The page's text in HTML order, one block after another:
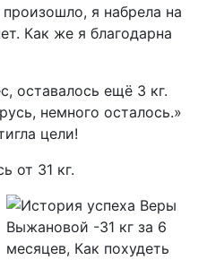
я набрела на
Как же я благодарна
оставалось ещё 3 кг.
немного осталось.»
цели!
от 31 кг.